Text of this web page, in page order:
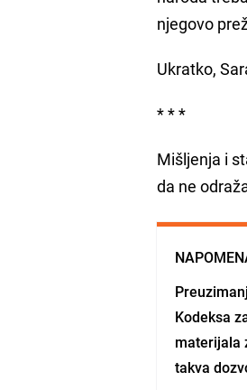
njegovo
Ukratko,
* * *
Mišljenja i
da ne
Kodeksa
materijala
takva